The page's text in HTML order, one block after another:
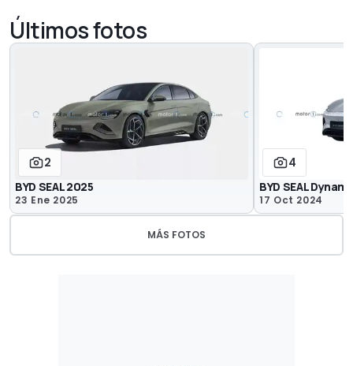
Últimos fotos
2
BYD SEAL 2025
23 Ene 2025
4
BYD SEAL
17 Oct 2024
MÁS FOTOS